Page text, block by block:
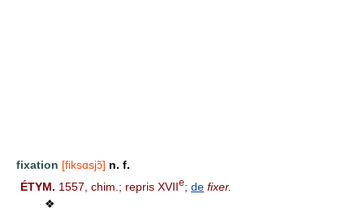
fixation [fiksɑsjɔ̃] n. f.
ÉTYM. 1557, chim.; repris XVIIe; de fixer.
❖